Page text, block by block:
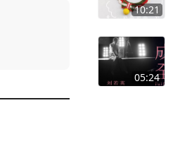
10:21
05:24